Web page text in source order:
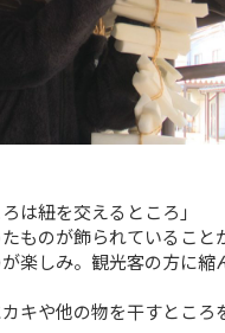
は紐を交えるところ」
たものが飾られているこ
楽しみ。観光客の方に縮
カキや他の物を干すところ